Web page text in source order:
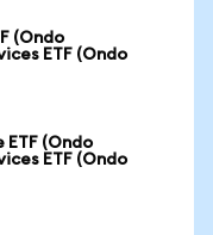
(Ondo
ETF (Ondo
(Ondo
ETF (Ondo